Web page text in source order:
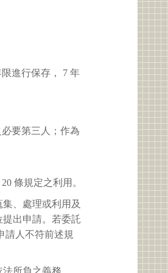
進行保存， 7 年
要第三人；作為
條規定之利用。
、處理或利用及
出申請。若委託
請人不符前述規
所負之義務。